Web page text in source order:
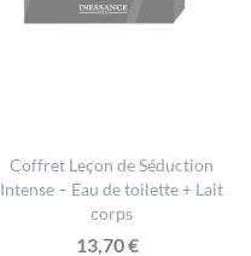
Coffret Leçon de Séduction
Intense – Eau de toilette + Lait
corps
13,70€